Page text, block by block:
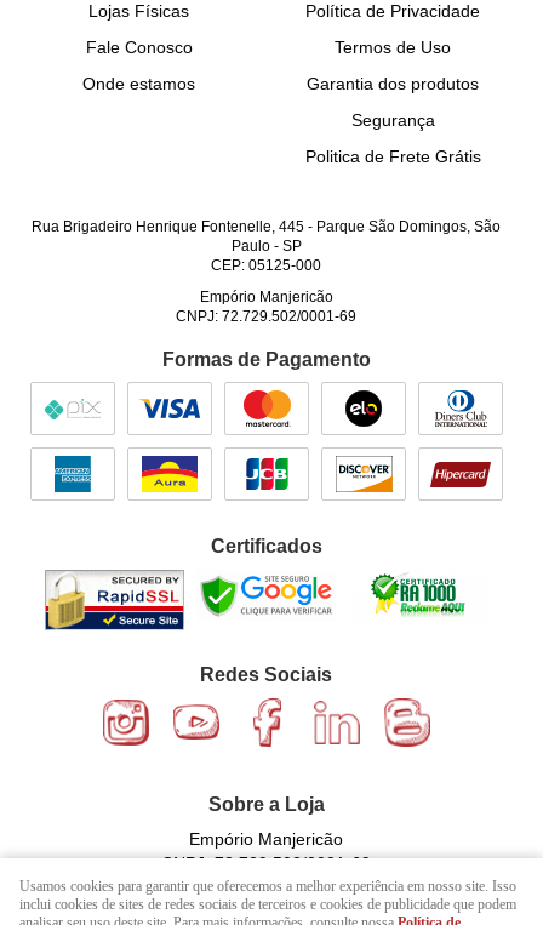
Lojas Físicas
Fale Conosco
Onde estamos
Política de Privacidade
Termos de Uso
Garantia dos produtos
Segurança
Politica de Frete Grátis
Rua Brigadeiro Henrique Fontenelle, 445 - Parque São Domingos, São
Paulo- SP
CEP: 05125-000
Empório Manjericão
CNPJ: 72.729.502/0001-69
Formas de Pagamento
Certificados
Redes Sociais
Sobre a Loja
Empório Manjericão
CNPJ: 72.729.502/0001-69
Usamos cookies para garantir que oferecemos a melhor experiência em nosso site. Isso
inclui cookies de sites de redes sociais de terceiros e cookies de publicidade que podem